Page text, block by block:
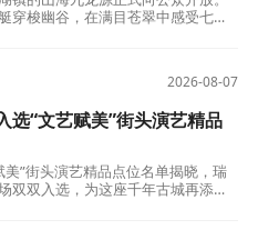
穿梭幽谷，在满目苍翠中感受七千
2026-08-07
选“文艺赋美”街头演艺精品
”街头演艺精品点位名单揭晓，瑞
双双入选，为这座千年古城再添两